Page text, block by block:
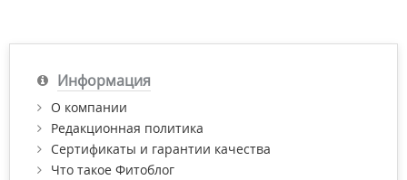
Информация
О компании
Редакционная политика
Сертификаты и гарантии качества
Что такое Фитоблог